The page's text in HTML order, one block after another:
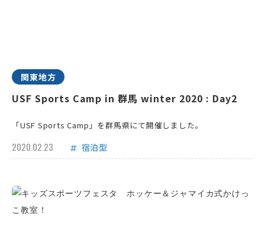
関東地方
USF Sports Camp in 群馬 winter 2020 : Day2
「USF Sports Camp」を群馬県にて開催しました。
2020.02.23 宿泊型